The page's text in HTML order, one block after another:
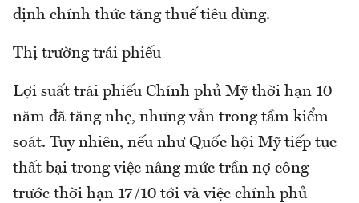
định chính thức tăng thuế tiêu dùng.
Thị trường trái phiếu
Lợi suất trái phiếu Chính phủ Mỹ thời hạn 10
năm đã tăng nhẹ, nhưng vẫn trong tầm kiểm
soát. Tuy nhiên, nếu như Quốc hội Mỹ tiếp tục
thất bại trong việc nâng mức trần nợ công
trước thời hạn 17/10 tới và việc chính phủ